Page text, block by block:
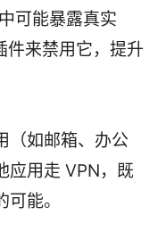
可能暴露真实
件来禁用它，提升
（如邮箱、办公
应用走 VPN，既
能。